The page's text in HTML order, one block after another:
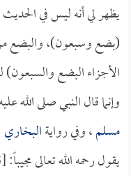
يظهر لي أنه ليس في
(بضع وسبعون)، والبضع من
الأجزاء البضع والسبعون)
وإنما قال النبي صلى
مسلم، وفي روايةالبخاري
يقول رحمه الله تعالى